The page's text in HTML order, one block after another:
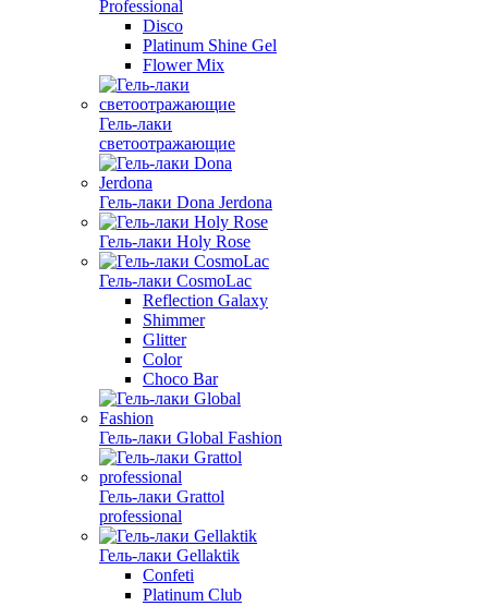
Professional
Disco
Platinum Shine Gel
Flower Mix
Гель-лаки
светоотражающие
Гель-лаки Dona Jerdona
Гель-лаки Holy Rose
Гель-лаки CosmoLac
Reflection Galaxy
Shimmer
Glitter
Color
Choco Bar
Гель-лаки Global Fashion
Гель-лаки Grattol
professional
Гель-лаки Gellaktik
Confeti
Platinum Club